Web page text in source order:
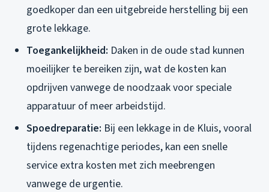
goedkoper dan een uitgebreide herstelling bij een
grote lekkage.
Toegankelijkheid: Daken in de oude stad kunnen
moeilijker te bereiken zijn, wat de kosten kan
opdrijven vanwege de noodzaak voor speciale
apparatuur of meer arbeidstijd.
Spoedreparatie: Bij een lekkage in de Kluis, vooral
tijdens regenachtige periodes, kan een snelle
service extra kosten met zich meebrengen
vanwege de urgentie.